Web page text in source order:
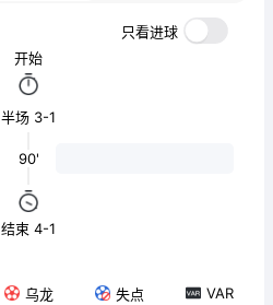
只看进球
开始
半场 3-1
90'
结束 4-1
乌龙 失点 VAR